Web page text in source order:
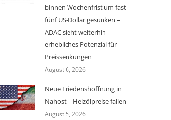
binnen Wochenfrist um fast
fünf US-Dollar gesunken –
ADAC sieht weiterhin
erhebliches Potenzial für
Preissenkungen
August 6, 2026
Neue Friedenshoffnung in
Nahost – Heizölpreise fallen
August 5, 2026